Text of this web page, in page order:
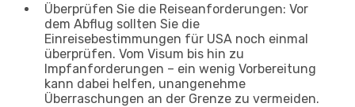
Überprüfen Sie die Reiseanforderungen: Vor
dem Abflug sollten Sie die
Einreisebestimmungen für USA noch einmal
überprüfen. Vom Visum bis hin zu
Impfanforderungen – ein wenig Vorbereitung
kann dabei helfen, unangenehme
Überraschungen an der Grenze zu vermeiden.